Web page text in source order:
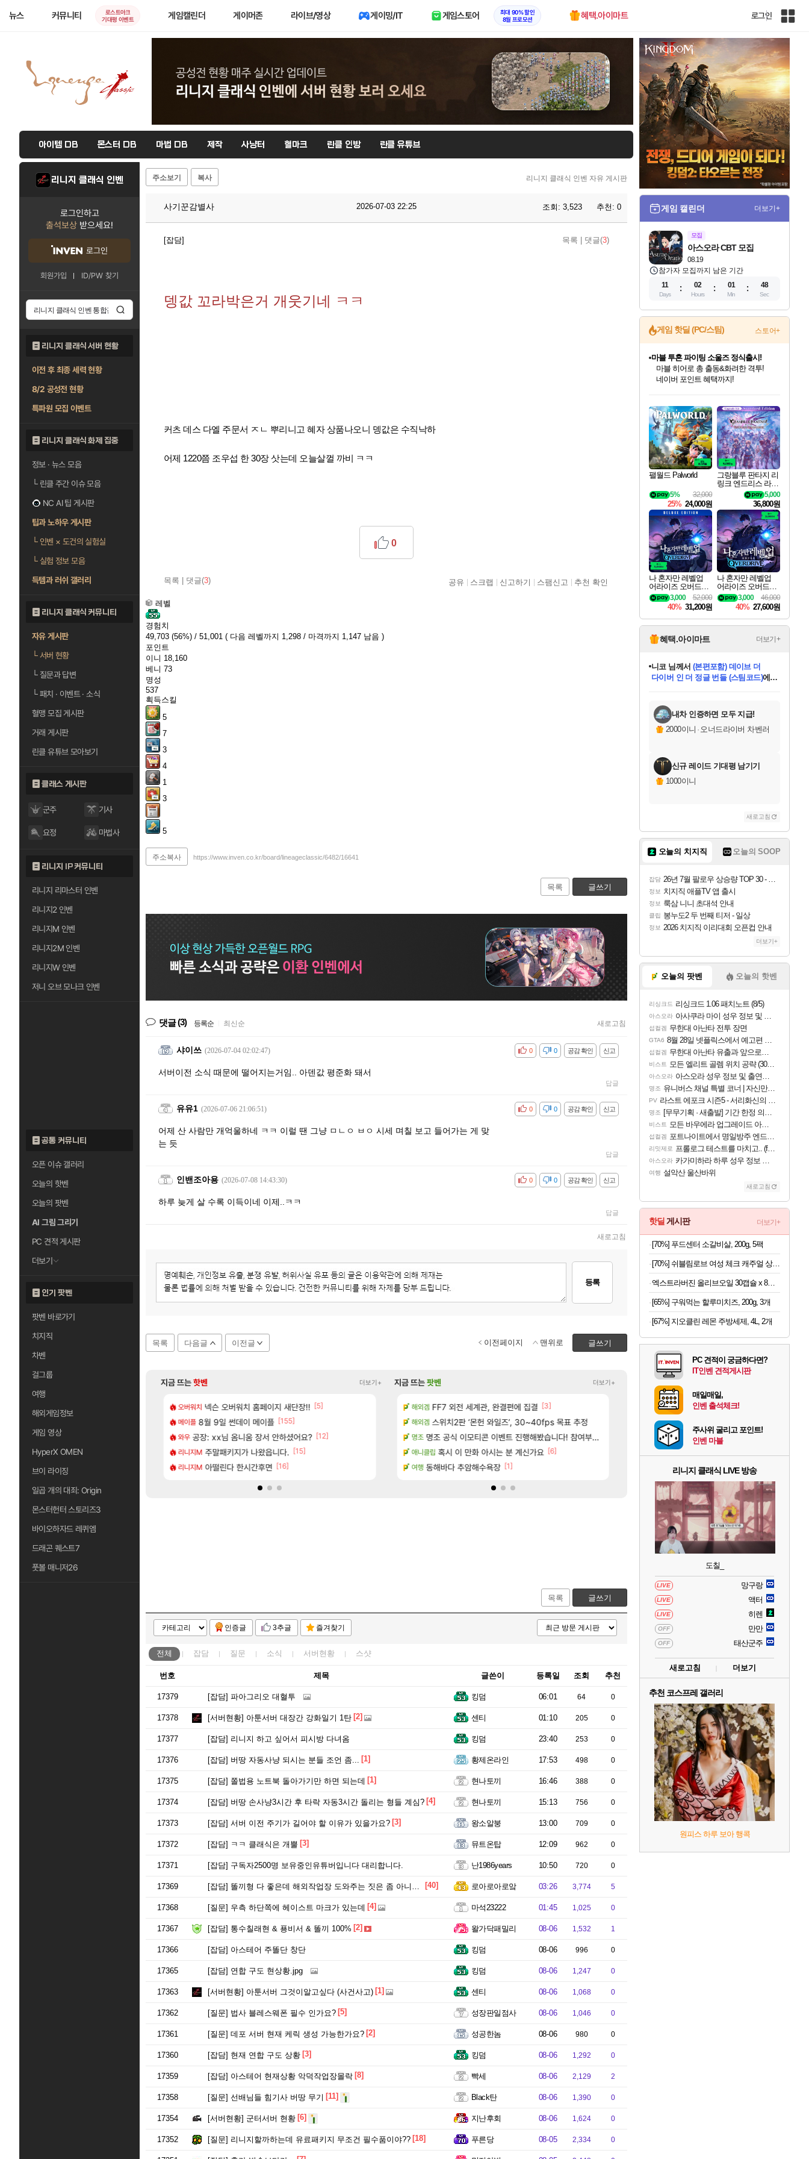
뉴스 커뮤니티
로스트아크
기대평 이벤트
게임캘린더 게이머존 라이브/영상 게이밍/IT 게임스토어
최대 90% 할인
8월 프로모션
혜택.아이마트 로그인
인
사
이
트
맵
아이템 DB 몬스터 DB 마법 DB 제작 사냥터 혈마크 린클 인방 린클 유튜브
리니지 클래식 인벤
로그인하고
출석보상 받으세요!
로그인
회원가입 ID/PW 찾기
리니지 클래식 서버 현황
이전 후 최종 세력 현황
8/2 공성전 현황
특파원 모집 이벤트
리니지 클래식 화제 집중
정보 · 뉴스 모음
└린클 주간 이슈 모음
NC AI 팁 게시판
팁과 노하우 게시판
└인벤 × 도건의 실험실
└실험 정보 모음
득템과 러쉬 갤러리
리니지 클래식 커뮤니티
자유 게시판
└서버 현황
└질문과 답변
└패치 · 이벤트 · 소식
혈맹 모집 게시판
거래 게시판
린클 유튜브 모아보기
클래스 게시판
군주 기사
요정 마법사
리니지 IP 커뮤니티
리니지 리마스터 인벤
리니지2 인벤
리니지M 인벤
리니지2M 인벤
리니지W 인벤
저니 오브 모나크 인벤
공통 커뮤니티
오픈 이슈 갤러리
오늘의 핫벤
오늘의 팟벤
AI 그림 그리기
PC 견적 게시판
더보기
인기 팟벤
팟벤 바로가기
치지직
차벤
걸그룹
여행
해외게임정보
게임 영상
HyperX OMEN
브이 라이징
일곱 개의 대죄: Origin
몬스터헌터 스토리즈3
바이오하자드 레퀴엠
드래곤 퀘스트7
풋볼 매니저26
주소보기 복사 리니지 클래식 인벤 자유 게시판
사기꾼감별사 2026-07-03 22:25 조회: 3,523 추천: 0
[잡담] 목록 댓글(3)
뎅값 꼬라박은거 개웃기네 ㅋㅋ
커츠 데스 다엘 주문서 ㅈㄴ 뿌리니고 혜자 상품나오니 뎅값은 수직낙하
어제 1220쯤 조우섭 한 30장 삿는데 오늘살껄 까비 ㅋㅋ
목록 댓글(3)
0
공유 스크랩 신고하기 스팸신고 추천 확인
레벨
경험치
49,703 (56%) / 51,001 ( 다음 레벨까지 1,298 / 마격까지 1,147 남음 )
포인트
이니 18,160
베니 73
명성
537
획득스킬
5
7
3
4
1
3
5
주소복사 https://www.inven.co.kr/board/lineageclassic/6482/16641
목록 글쓰기
댓글(3) 등록순 최신순 새로고침
샤이쓰 (2026-07-04 02:02:47) 신고
공감 확인
비공감 0
0
서버이전 소식 때문에 떨어지는거임.. 아덴값 평준화 돼서
답글
유유1 (2026-07-06 21:06:51) 신고
공감 확인
비공감 0
0
어제 산 사람만 개억울하네 ㅋㅋ 이럴 땐 그냥 ㅁㄴㅇ ㅂㅇ 시세 며칠 보고 들어가는 게 맞
는 듯
답글
인밴조아용 (2026-07-08 14:43:30) 신고
공감 확인
비공감 0
0
하루 늦게 살 수록 이득이네 이제..ㅋㅋ
답글
새로고침
등록
목록 다음글 이전글 글쓰기
이전페이지 맨위로
지금 뜨는핫벤 더보기+
타가 아닌 큰 이유는 경매장 불안정때문일듯
프 클릭 미스낫네 [115]
오버워치 넥슨 오버워치 홈페이지 새단장!! [5]
메이플 8월 9일 썬데이 메이플 [155]
와우 공장: xx님 옴니움 장서 안하셨어요? [12]
리니지M 주말패키지가 나왔읍니다. [15]
리니지M 아떨린다 한시간후면 [16]
메이플 현재 나무위키 실검 1위인 김규원 [80]
로아 골드 파는 게 왜 쌀숭이임? [191]
검은사막 대충 연구소요약 [5]
메이플 ㅇㅂ)진짜 개웃기네 ㅋㅋ [47]
검은사막 풍풍풍 군왕주차가 씹이득 가성비라고 ????
아니 뭔 샤타 안 나왔다고 진짜 화내는 사람도 있네
파리바게트 본사에서 연락왔음
썬데이가 샤타가 아닌 큰 이유는 경매장 불안정때문일듯
도와주세요..!
씨발 컬프프 클릭 미스낫네 [115]
지금 뜨는팟벤 더보기+
크드 1.06 패치노트 (8/5)
3사, 2027년 생산분 완판?
쿠라 마이 성우 정보 및 주요 필모
아스오라 아스오라 성우 정보 및 출연작 모음
아스오라 아키츠 아키나 성우 정보 및 주요 필모
비스트 모든 성소 위치 공략 (40개) - 귀환한 영혼 도전과제
리밋제로 프롤로그 테스트를 마치고.. (feat. 리아)
비스트 모든 바우에라 업그레이드 아이템 획득 위치 공략 (89개)
해외겜 FF7 외전 세계관, 완결편에 집결 [3]
해외겜 스위치2판 ‘몬헌 와일즈’, 30~40fps 목표 추정
명조 명조 공식 이모티콘 이벤트 진행해봤습니다! 참여부터 추첨까지????
애니클립 혹시 이 만화 아시는 분 계신가요 [6]
여행 동해바다 추암해수욕장 [1]
중국 CXMT, D램 매출 점유율 7%…글로벌 4위로 부상
AI발 원가 압박, 메인보드값 오르나
리싱크드 리싱크드 1.06 패치노트 (8/5)
메모리 3사, 2027년 생산분 완판?
아사쿠라 마이 성우 정보 및 주요 필모
목록 글쓰기
인증글 3추글 즐겨찾기
전체 잡담 질문 소식 서버현황 스샷
번호 제목 글쓴이 등록일 조회 추천
17379 [잡담] 파아그리오 대혈투 킹덤 06:01 64 0
17378 [서버현황] 아툰서버 대장간 강화일기 1탄 [2] 센티 01:10 205 0
17377 [잡담] 리니지 하고 싶어서 피시방 다녀옴 킹덤 23:40 253 0
17376 [잡담] 버땅 자동사냥 되시는 분들 조언 좀... [1] 황제온라인 17:53 498 0
17375 [잡담] 쫄법용 노트북 돌아가기만 하면 되는데 [1] 현나토끼 16:46 388 0
17374 [잡담] 버땅 손사냥3시간 후 타락 자동3시간 돌리는 형들 계심? [4] 현나토끼 15:13 756 0
17373 [잡담] 서버 이전 주기가 길어야 할 이유가 있을가요? [3] 왕소알붕 13:00 709 0
17372 [잡담] ㅋㅋ 클래식은 개뿔 [3] 뮤트온탑 12:09 962 0
17371 [잡담] 구독자2500명 보유중인유튜버입니다 대리합니다. 난1986years 10:50 720 0
17369 [잡담] 똘끼형 다 좋은데 해외작업장 도와주는 짓은 좀 아니지않냐? [40] 로아로아로앜 03:26 3,774 5
17368 [질문] 우측 하단쪽에 헤이스트 마크가 있는데 [4] 마석23222 01:45 1,025 0
17367 [잡담] 통수칠래현 & 푱비서 & 똘끼 100% [2] 왈가닥패밀리 08-06 1,532 1
17366 [잡담] 아스테어 주똘단 창단 킹덤 08-06 996 0
17365 [잡담] 연합 구도 현상황.jpg 킹덤 08-06 1,247 0
17363 [서버현황] 아툰서버 그것이알고싶다 (사건사고) [1] 센티 08-06 1,068 0
17362 [질문] 법사 블레스웨폰 필수 인가요? [5] 성장판일점사 08-06 1,046 0
17361 [질문] 데포 서버 현재 케릭 생성 가능한가요? [2] 성공한놈 08-06 980 0
17360 [잡담] 현재 연합 구도 상황 [3] 킹덤 08-06 1,292 0
17359 [잡담] 아스테어 현재상황 악덕작업장몰락 [8] 빡세 08-06 2,129 2
17358 [질문] 선배님들 힘기사 버땅 무기 [11] Black탄 08-06 1,390 0
17354 [서버현황] 군터서버 현황 [6] 지난후회 08-06 1,624 0
17352 [질문] 리니지할까하는데 유료패키지 무조건 필수품이야?? [18] 푸른당 08-05 2,334 0
게임 캘린더 더보기+
모집
08.19
아스오라 CBT 모집
참가자 모집까지 남은 기간
11
Days
02
Hours
01
Min
47
Sec
게임 핫딜 (PC/스팀) 스토어+
최대 90% 할인가를 만나보세요!
네이버혜택과 함께 만나보세요!
50%할인&추가 적립까지!
마블 투혼 파이팅 소울즈 정식출시!
마블 히어로 총 출동&화려한 격투!
네이버 포인트 혜택까지!
이니&베니 혜택까지!
네이버 혜택가와 함께 예약하세요!
할인&네이버혜택으로 만나보세요!
네이버페이 혜택과 만나보세요!
40주년 프로모션으로 만나보세요!
할인가에 만나보세요!
일부 에디션 상시 할인!
혜택으로 예약 판매 중
편안하게 충전하세요
팰월드 Palworld
32,000
5%
25% 24,000원
그랑블루 판타지 리
링크 엔드리스 라그
나로크 업그레이드
킷 Granblue Fantasy
Relink Endless Ragn
arok Upgrade Kit DL
C
5,000
36,800원
나 혼자만 레벨업
어라이즈 오버드라
이브 디럭스 에디션
Solo Leveling Arise
Overdrive Deluxe Edi
tion
52,000
3,000
40% 31,200원
나 혼자만 레벨업
어라이즈 오버드라
이브 Solo Leveling A
rise
46,000
3,000
40% 27,600원
혜택.아이마트 더보기+
교환.
당첨되셨습니다.
니코님께서 (본편포함) 데이브 더
다이버 인 더 정글 번들 (스팀코드)에
당첨되셨습니다.
당첨되셨습니다.
당첨되셨습니다.
당첨되셨습니다.
당첨되셨습니다.
에디션 (스팀코드)를 교환.
당첨되셨습니다.
내차 인증하면 모두 지급!
2000이니 · 오너드라이버 차벤러
신규 레이드 기대평 남기기
1000이니
새로고침
오늘의 치지직 오늘의 SOOP
잡담 26년 7월 팔로우 상승량 TOP 30 - 월간 치지직
정보 치지직 애플TV 앱 출시
정보 룩삼 니니 초대석 안내
클립 봉누도2 두 번째 티저 - 일상
정보 2026 치지직 이리대회 오픈컵 안내
더보기+
오늘의 팟벤 오늘의 핫벤
리싱크드 리싱크드 1.06 패치노트 (8/5)
아스오라 아사쿠라 마이 성우 정보 및 주요 필모
섭컬겜 무한대 아난타 전투 장면
GTA6 8월 28일 넷플릭스에서 예고편 공개 예정
섭컬겜 무한대 아난타 유출과 앞으로의 예상 (루머)
비스트 모든 엘리트 골렘 위치 공략 (30개) - 방랑 결투가
아스오라 아스오라 성우 정보 및 출연작 모음
명조 유니버스 채널 특별 코너 | 자신만의 스타일
PV 라스트 에포크 시즌5 - 서리화신의 분노 티저
명조 [무무기획 · 새출발] 기간 한정 의뢰 이벤트
비스트 모든 바우에라 업그레이드 아이템 획득 위치 공략 (89개)
섭컬겜 포트나이트에서 명일방주 엔드필드 [펠리카] 판매 예정
리밋제로 프롤로그 테스트를 마치고.. (feat. 리아)
아스오라 카가미하라 하루 성우 정보 및 주요 필모
여행 설악산 울산바위
새로고침
핫딜 게시판 더보기+
[70%] 푸드센터 소갈비살, 200g, 5팩
[70%] 쉬블림로브 여성 체크 캐주얼 상하의 세트 안드리 GW1780, FREE, 1세트
엑스트라버진 올리브오일 30캡슐 x 8박스
[65%] 구워먹는 할루미치즈, 200g, 3개
[67%] 지오클린 레몬 주방세제, 4L, 2개
PC 견적이 궁금하다면?
IT인벤 견적게시판
매일매일,
인벤 출석체크!
주사위 굴리고 포인트!
인벤 마블
리니지 클래식 LIVE 방송
도칠_
LIVE 망구랑
LIVE 액터
LIVE 히렌
OFF 만만
OFF 태산군주
새로고침 더보기
추천 코스프레 갤러리
원피스 하루 보아 행콕